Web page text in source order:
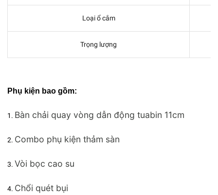
Loại ổ cắm
Trọng lượng
Phụ kiện bao gồm:
Bàn chải quay vòng dẫn động tuabin 11cm
Combo phụ kiện thảm sàn
Vòi bọc cao su
Chổi quét bụi